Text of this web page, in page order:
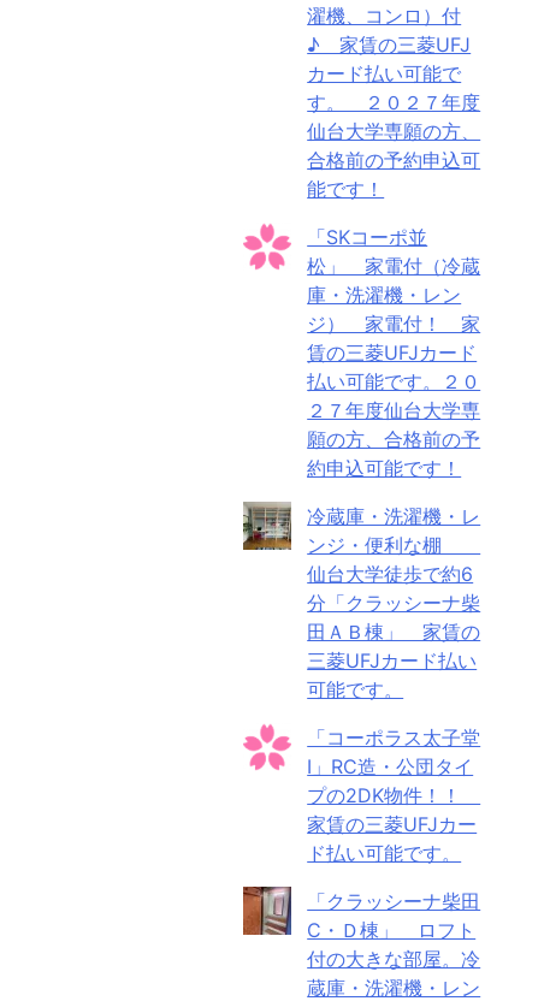
濯機、コンロ）付
♪ 家賃の三菱UFJ
カード払い可能で
す。 ２０２７年度
仙台大学専願の方、
合格前の予約申込可
能です！
「SKコーポ並
松」 家電付（冷蔵
庫・洗濯機・レン
ジ） 家電付！ 家
賃の三菱UFJカード
払い可能です。２０
２７年度仙台大学専
願の方、合格前の予
約申込可能です！
冷蔵庫・洗濯機・レ
ンジ・便利な棚
仙台大学徒歩で約6
分「クラッシーナ柴
田ＡＢ棟」 家賃の
三菱UFJカード払い
可能です。
「コーポラス太子堂
Ⅰ」RC造・公団タイ
プの2DK物件！！
家賃の三菱UFJカー
ド払い可能です。
「クラッシーナ柴田
C・Ｄ棟」 ロフト
付の大きな部屋。冷
蔵庫・洗濯機・レン